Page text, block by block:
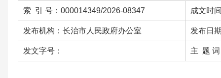
索 引 号：000014349/2026-08347 成文时
发布机构：长治市人民政府办公室 发布日
发文字号： 主 题 词